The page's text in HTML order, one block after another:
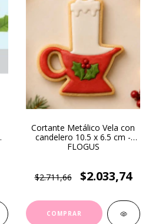
Cortante Metálico Vela con
candelero 10.5 x 6.5 cm -
FLOGUS
$2.711,66 $2.033,74